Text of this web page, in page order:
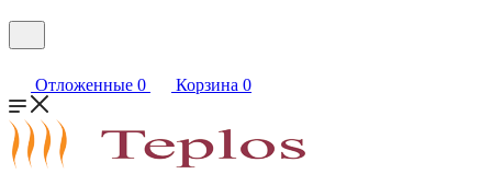
Отложенные 0 Корзина 0